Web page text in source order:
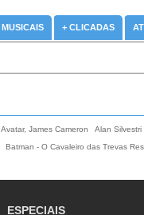
MUSICAIS + CLICADAS
Avatar, James Cameron Alan Silvestri
Batman - O Cavaleiro das Trevas
ESPECIAIS